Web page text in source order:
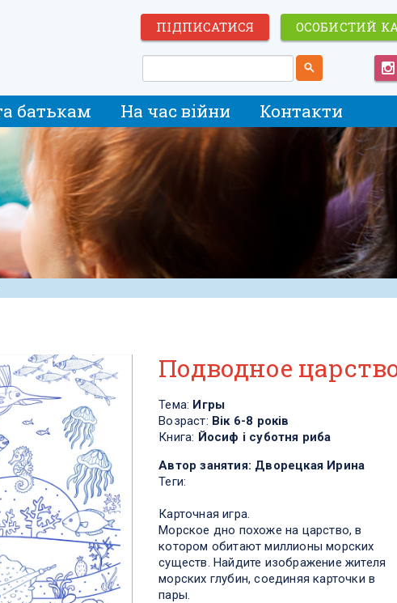
ПІДПИСАТИСЯ ОСОБИСТИЙ
батькам На час війни Контакти
Подводное
Тема: Игры
Возраст: Вік 6-8 років
Книга: Йосиф і суботня риба
Автор занятия: Дворецкая Ирина
Теги:
Карточная игра.
Морское дно похоже на царство, в
котором обитают миллионы морских
существ. Найдите изображение жителя
морских глубин, соединяя карточки в
пары.